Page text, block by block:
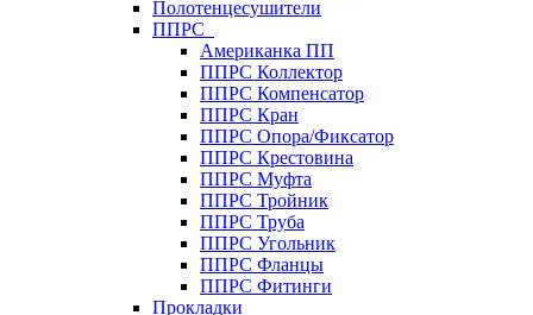
Полотенцесушители
ППРС
Американка ПП
ППРС Коллектор
ППРС Компенсатор
ППРС Кран
ППРС Опора/Фиксатор
ППРС Крестовина
ППРС Муфта
ППРС Тройник
ППРС Труба
ППРС Угольник
ППРС Фланцы
ППРС Фитинги
Прокладки